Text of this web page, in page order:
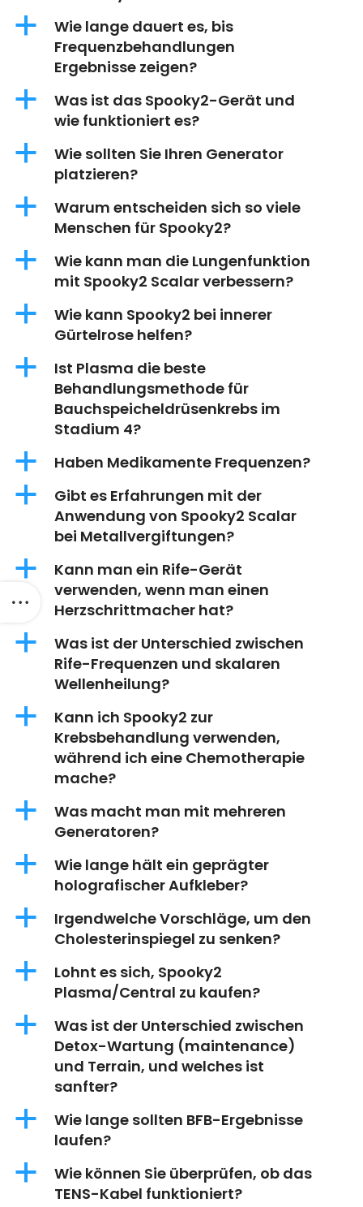
a
Wie lange dauert es, bis
Frequenzbehandlungen
Ergebnisse zeigen?
a
Was ist das Spooky2-Gerät und
wie funktioniert es?
a
Wie sollten Sie Ihren Generator
platzieren?
a
Warum entscheiden sich so viele
Menschen für Spooky2?
a
Wie kann man die Lungenfunktion
mit Spooky2 Scalar verbessern?
a
Wie kann Spooky2 bei innerer
Gürtelrose helfen?
a
Ist Plasma die beste
Behandlungsmethode für
Bauchspeicheldrüsenkrebs im
Stadium 4?
a Haben Medikamente Frequenzen?
a
Gibt es Erfahrungen mit der
Anwendung von Spooky2 Scalar
bei Metallvergiftungen?
a
Kann man ein Rife-Gerät
verwenden, wenn man einen
Herzschrittmacher hat?
a
Was ist der Unterschied zwischen
Rife-Frequenzen und skalaren
Wellenheilung?
a
Kann ich Spooky2 zur
Krebsbehandlung verwenden,
während ich eine Chemotherapie
mache?
a
Was macht man mit mehreren
Generatoren?
a
Wie lange hält ein geprägter
holografischer Aufkleber?
a
Irgendwelche Vorschläge, um den
Cholesterinspiegel zu senken?
a
Lohnt es sich, Spooky2
Plasma/Central zu kaufen?
a
Was ist der Unterschied zwischen
Detox-Wartung (maintenance)
und Terrain, und welches ist
sanfter?
a
Wie lange sollten BFB-Ergebnisse
laufen?
a
Wie können Sie überprüfen, ob das
TENS-Kabel funktioniert?